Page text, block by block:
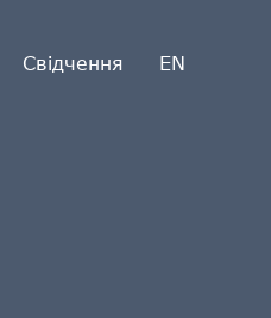
Свідчення EN